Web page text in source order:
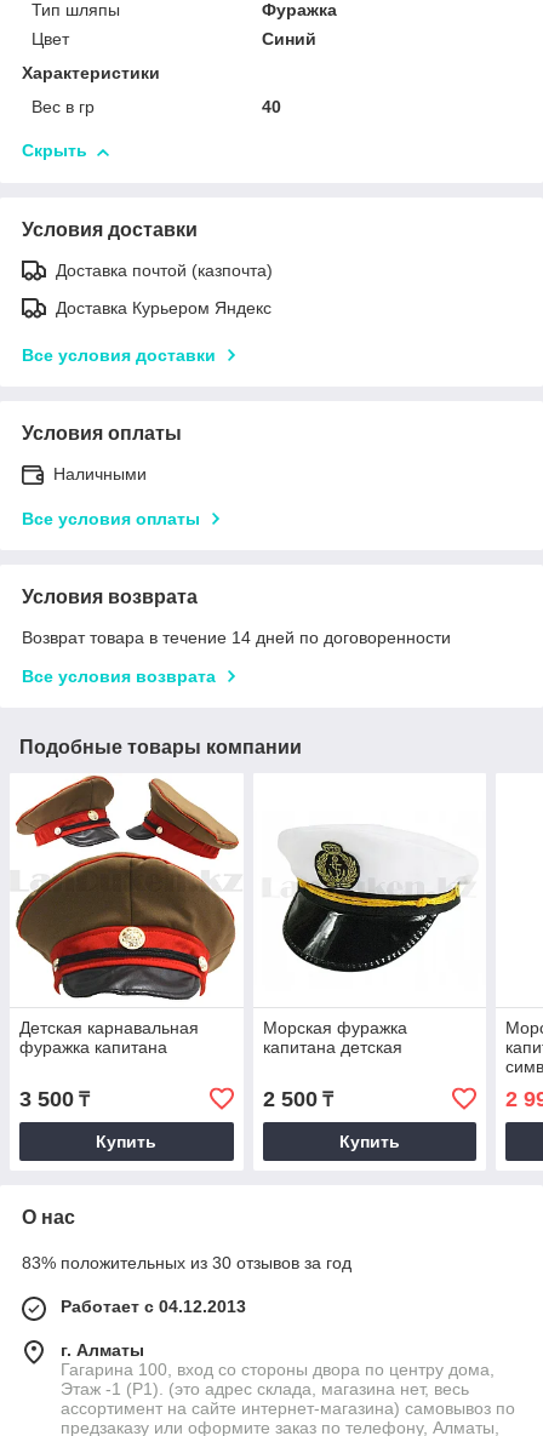
Тип шляпы
Фуражка
Цвет
Синий
Характеристики
Вес в гр
40
Скрыть
Условия доставки
Доставка почтой (казпочта)
Доставка Курьером Яндекс
Все условия доставки
Условия оплаты
Наличными
Все условия оплаты
Условия возврата
Возврат товара в течение 14 дней по договоренности
Все условия возврата
Подобные товары компании
Детская карнавальная
фуражка капитана
3 500 ₸
Купить
Морская фуражка
капитана детская
2 500₸
Купить
2
О нас
83% положительных из 30 отзывов за год
Работает с 04.12.2013
г. Алматы
Гагарина 100, вход со стороны двора по центру дома,
Этаж -1 (P1). (это адрес склада, магазина нет, весь
ассортимент на сайте интернет-магазина) самовывоз по
предзаказу или оформите заказ по телефону, Алматы,